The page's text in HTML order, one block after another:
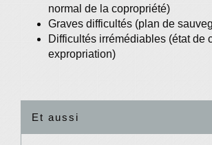
normal de la copropriété)
Graves difficultés (plan de
Difficultés irrémédiables (état de
expropriation)
Et aussi